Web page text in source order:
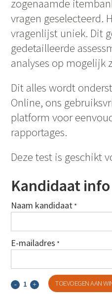
zogenaamde
vragen geselecteerd.
vragenlijst uniek. Dit
gedetailleerde
analyses op mogelijk
Dit alles wordt
Online, ons
platform voor
rapportages.
Deze test is geschikt
Kandidaat info
Naam kandidaat *
E-mailadres *
Logiks
TOEVOEGEN AAN